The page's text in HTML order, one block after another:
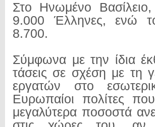
Στο Ηνωμένο
9.000 Έλληνες, ενώ
8.700.
Σύμφωνα με την ίδια
τάσεις σε σχέση με τη
εργατών στο
Ευρωπαίοι πολίτες
μεγαλύτερα ποσοστά